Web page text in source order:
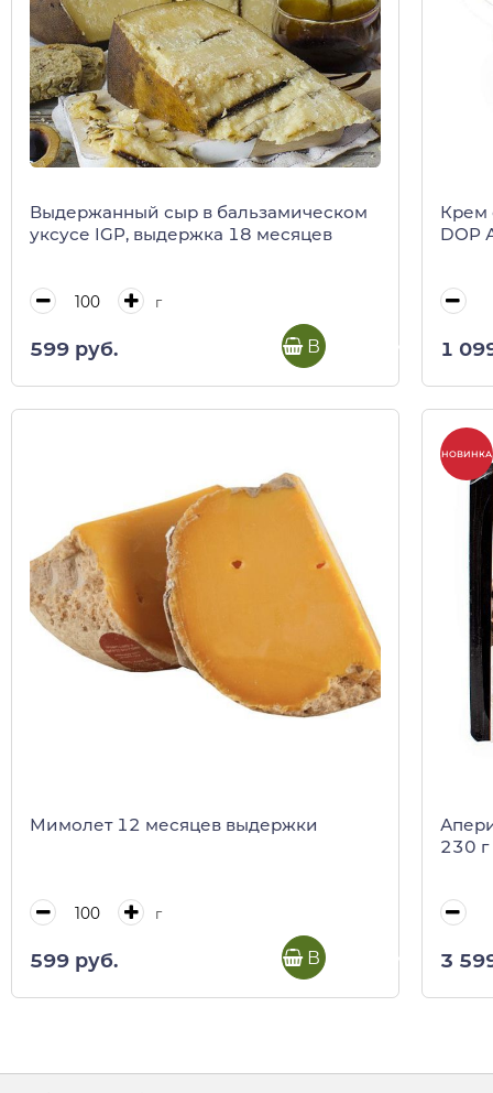
Выдержанный сыр в бальзамическом
уксусе IGP, выдержка 18 месяцев
г
599 руб. В корзину
Крем
DOP
1
Мимолет 12 месяцев выдержки
г
599 руб. В корзину
НОВИНКА
230 г
3